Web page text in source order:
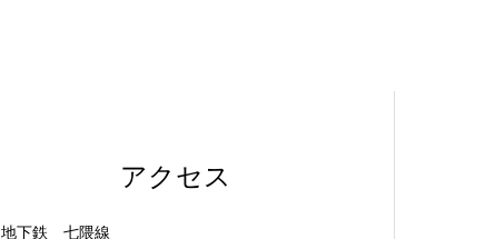
アクセス
地下鉄 七隈線